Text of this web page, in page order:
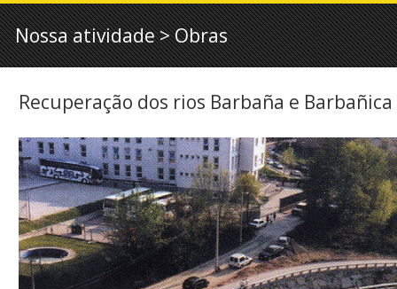
Nossa atividade > Obras
Recuperação dos rios Barbaña e